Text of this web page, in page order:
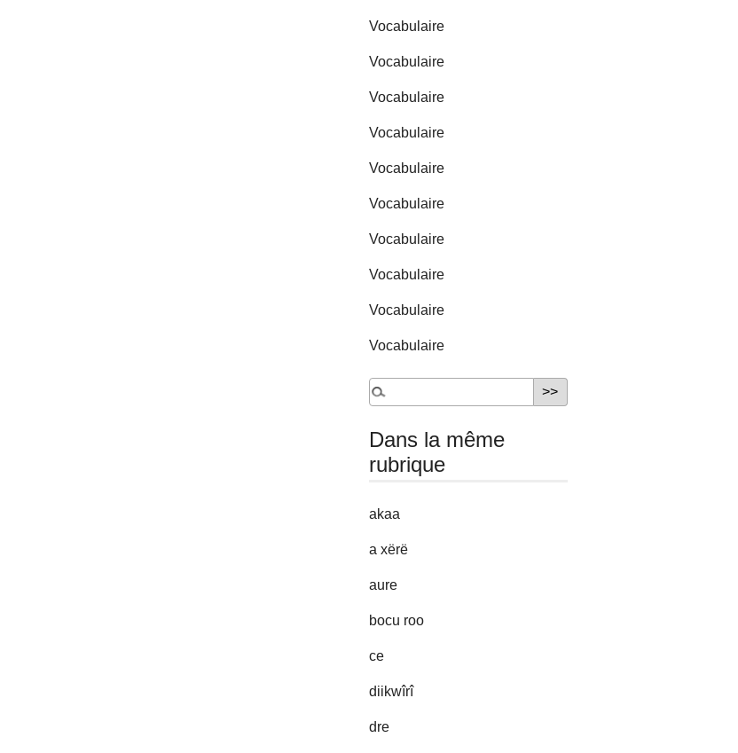
Vocabulaire
Vocabulaire
Vocabulaire
Vocabulaire
Vocabulaire
Vocabulaire
Vocabulaire
Vocabulaire
Vocabulaire
Vocabulaire
Dans la même
rubrique
akaa
a xërë
aure
bocu roo
ce
diikwîrî
dre